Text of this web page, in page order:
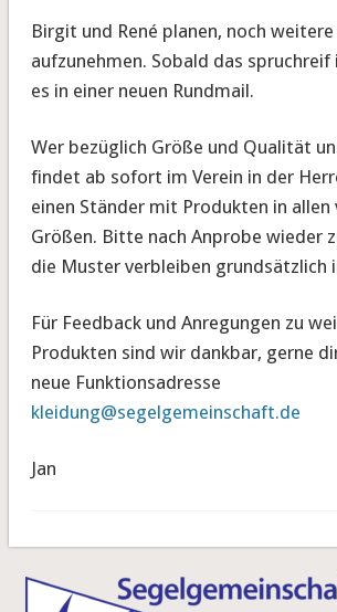
Birgit und René planen, noch
aufzunehmen. Sobald das
es in einer neuen Rundmail.
Wer bezüglich Größe und Qualität
findet ab sofort im Verein in der
einen Ständer mit Produkten in allen
Größen. Bitte nach Anprobe wieder
die Muster verbleiben grundsätzlich
Für Feedback und Anregungen zu
Produkten sind wir dankbar, gerne
neue Funktionsadresse
kleidung@segelgemeinschaft.de
Jan